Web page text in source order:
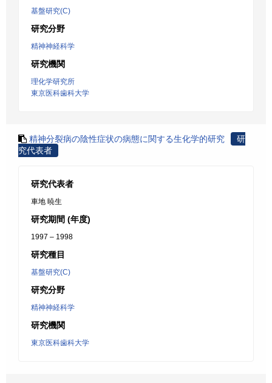
基盤研究(C)
研究分野
精神神経科学
研究機関
理化学研究所
東京医科歯科大学
精神分裂病の陰性症状の病態に関する生化学的研究
研
究代表者
研究代表者
車地 暁生
研究期間 (年度)
1997 – 1998
研究種目
基盤研究(C)
研究分野
精神神経科学
研究機関
東京医科歯科大学